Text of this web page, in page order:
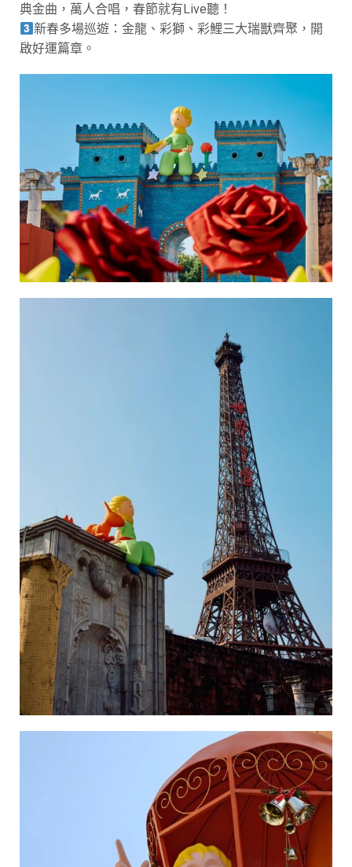
典金曲，萬人合唱，春節就有Live聽！
新春多場巡遊：金龍、彩獅、彩鯉三大瑞獸齊聚，開
啟好運篇章。